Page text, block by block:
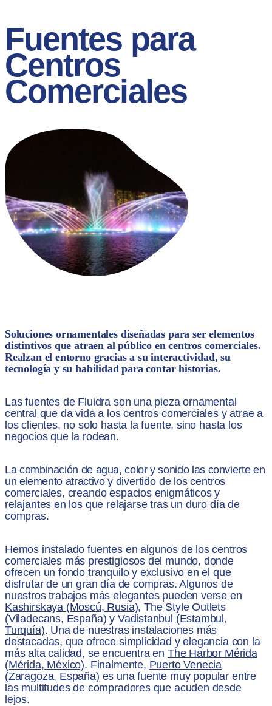
Fuentes para
Centros
Comerciales
Soluciones ornamentales diseñadas para ser elementos
distintivos que atraen al público en centros comerciales.
Realzan el entorno gracias a su interactividad, su
tecnología y su habilidad para contar historias.
Las fuentes de Fluidra son una pieza ornamental
central que da vida a los centros comerciales y atrae a
los clientes, no solo hasta la fuente, sino hasta los
negocios que la rodean.
La combinación de agua, color y sonido las convierte en
un elemento atractivo y divertido de los centros
comerciales, creando espacios enigmáticos y
relajantes en los que relajarse tras un duro día de
compras.
Hemos instalado fuentes en algunos de los centros
comerciales más prestigiosos del mundo, donde
ofrecen un fondo tranquilo y exclusivo en el que
disfrutar de un gran día de compras. Algunos de
nuestros trabajos más elegantes pueden verse en
Kashirskaya (Moscú, Rusia), The Style Outlets
(Viladecans, España) y Vadistanbul (Estambul,
Turquía). Una de nuestras instalaciones más
destacadas, que ofrece simplicidad y elegancia con la
más alta calidad, se encuentra en The Harbor Mérida
(Mérida, México). Finalmente, Puerto Venecia
(Zaragoza, España) es una fuente muy popular entre
las multitudes de compradores que acuden desde
lejos.